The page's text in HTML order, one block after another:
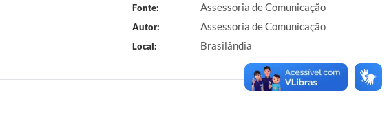
Fonte: Assessoria de Comunicação
Autor: Assessoria de Comunicação
Local: Brasilândia